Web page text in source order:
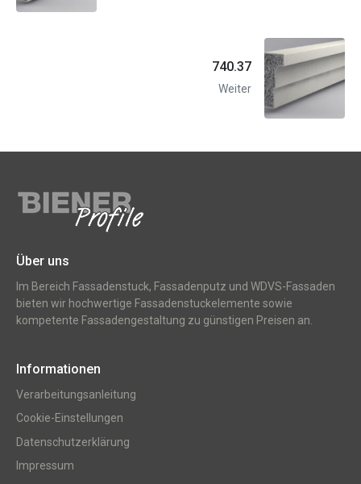
740.37
Weiter
Über uns
Im Bereich Fassadenstuck, Fassadenputz und WDVS-Fassaden
bieten wir hochwertige Fassadenstuckelemente sowie
kompetente Fassadengestaltung zu günstigen Preisen an.
Informationen
Verarbeitungsanleitung
Cookie-Einstellungen
Datenschutzerklärung
Impressum